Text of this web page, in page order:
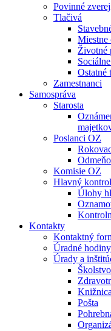
Povinné
Tlačivá
Miestne
Životné
Ostatné
Zamestnanci
Samospráva
Starosta
Poslanci OZ
Komisie OZ
Hlavný
Úlohy
Kontakty
Kontaktný
Úradné hodiny
Úrady a
Školstvo
Knižnica
Pošta